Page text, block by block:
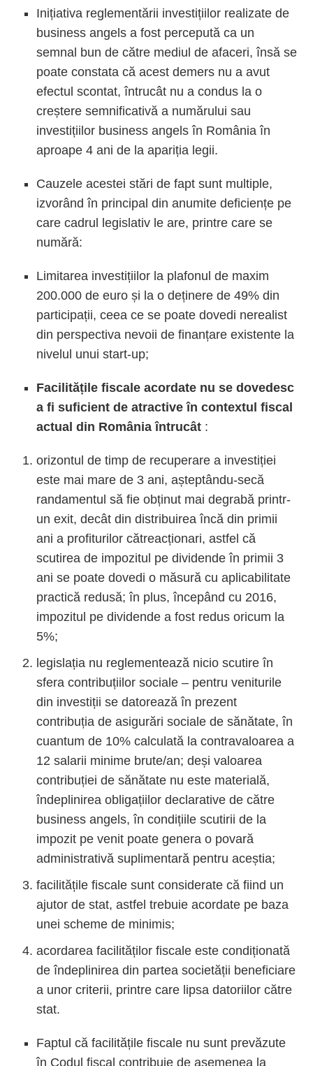
Inițiativa reglementării investițiilor realizate de
business angels a fost percepută ca un
semnal bun de către mediul de afaceri, însă se
poate constata că acest demers nu a avut
efectul scontat, întrucât nu a condus la o
creștere semnificativă a numărului sau
investițiilor business angels în România în
aproape 4 ani de la apariția legii.
Cauzele acestei stări de fapt sunt multiple,
izvorând în principal din anumite deficiențe pe
care cadrul legislativ le are, printre care se
numără:
Limitarea investițiilor la plafonul de maxim
200.000 de euro și la o deținere de 49% din
participații, ceea ce se poate dovedi nerealist
din perspectiva nevoii de finanțare existente la
nivelul unui start-up;
Facilitățile fiscale acordate nu se dovedesc
a fi suficient de atractive în contextul fiscal
actual din România întrucât :
orizontul de timp de recuperare a investiției
este mai mare de 3 ani, așteptându-secă
randamentul să fie obținut mai degrabă printr-
un exit, decât din distribuirea încă din primii
ani a profiturilor cătreacționari, astfel că
scutirea de impozitul pe dividende în primii 3
ani se poate dovedi o măsură cu aplicabilitate
practică redusă; în plus, începând cu 2016,
impozitul pe dividende a fost redus oricum la
5%;
legislația nu reglementează nicio scutire în
sfera contribuțiilor sociale – pentru veniturile
din investiții se datorează în prezent
contribuția de asigurări sociale de sănătate, în
cuantum de 10% calculată la contravaloarea a
12 salarii minime brute/an; deși valoarea
contribuției de sănătate nu este materială,
îndeplinirea obligațiilor declarative de către
business angels, în condițiile scutirii de la
impozit pe venit poate genera o povară
administrativă suplimentară pentru aceștia;
facilitățile fiscale sunt considerate că fiind un
ajutor de stat, astfel trebuie acordate pe baza
unei scheme de minimis;
acordarea facilităților fiscale este condiționată
de îndeplinirea din partea societății beneficiare
a unor criterii, printre care lipsa datoriilor către
stat.
Faptul că facilitățile fiscale nu sunt prevăzute
în Codul fiscal contribuie de asemenea la